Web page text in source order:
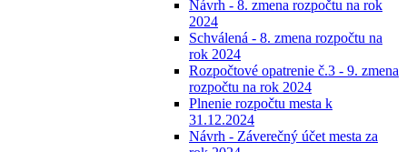
Návrh - 8. zmena rozpočtu na rok
2024
Schválená - 8. zmena rozpočtu na
rok 2024
Rozpočtové opatrenie č.3 - 9. zmena
rozpočtu na rok 2024
Plnenie rozpočtu mesta k
31.12.2024
Návrh - Záverečný účet mesta za